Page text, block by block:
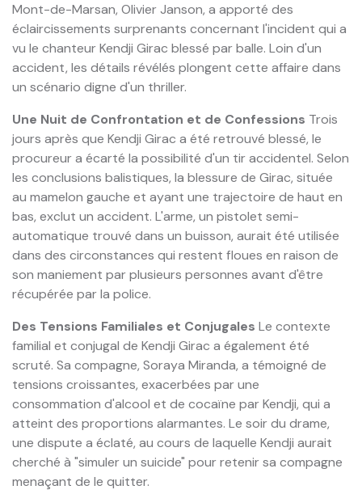
Mont-de-Marsan, Olivier Janson, a apporté des
éclaircissements surprenants concernant l'incident qui a
vu le chanteur Kendji Girac blessé par balle. Loin d'un
accident, les détails révélés plongent cette affaire dans
un scénario digne d'un thriller.
Une Nuit de Confrontation et de Confessions Trois
jours après que Kendji Girac a été retrouvé blessé, le
procureur a écarté la possibilité d'un tir accidentel. Selon
les conclusions balistiques, la blessure de Girac, située
au mamelon gauche et ayant une trajectoire de haut en
bas, exclut un accident. L'arme, un pistolet semi-
automatique trouvé dans un buisson, aurait été utilisée
dans des circonstances qui restent floues en raison de
son maniement par plusieurs personnes avant d'être
récupérée par la police.
Des Tensions Familiales et Conjugales Le contexte
familial et conjugal de Kendji Girac a également été
scruté. Sa compagne, Soraya Miranda, a témoigné de
tensions croissantes, exacerbées par une
consommation d'alcool et de cocaïne par Kendji, qui a
atteint des proportions alarmantes. Le soir du drame,
une dispute a éclaté, au cours de laquelle Kendji aurait
cherché à "simuler un suicide" pour retenir sa compagne
menaçant de le quitter.